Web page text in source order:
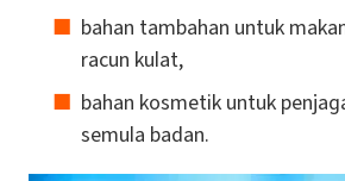
bahan tambahan untuk
racun kulat,
bahan kosmetik untuk
semula badan.